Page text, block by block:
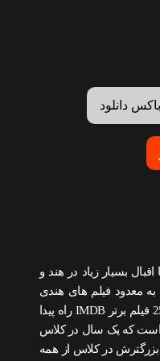
باکس دانلود
بسیار زیاد در هند و
معدود فیلم های هندی
تبدیل شود که توانست به لیست 250 فیلم برتر IMDB راه پیدا
است که یک سال در کلاس
در کلاس از همه